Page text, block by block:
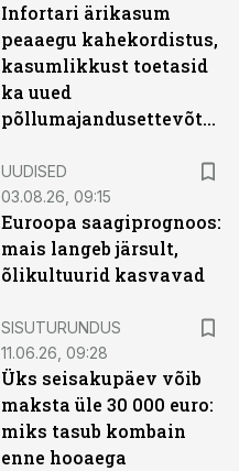
Infortari ärikasum
peaaegu kahekordistus,
kasumlikkust toetasid
ka uued
põllumajandusettevõtted
UUDISED
03.08.26, 09:15
Euroopa saagiprognoos:
mais langeb järsult,
õlikultuurid kasvavad
SISUTURUNDUS
11.06.26, 09:28
Üks seisakupäev võib
maksta üle 30 000 euro:
miks tasub kombain
enne hooaega